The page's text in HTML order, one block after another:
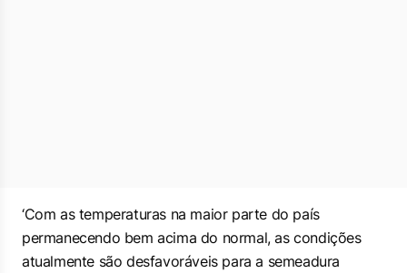
‘Com as temperaturas na maior parte do país
permanecendo bem acima do normal, as condições
atualmente são desfavoráveis para a semeadura